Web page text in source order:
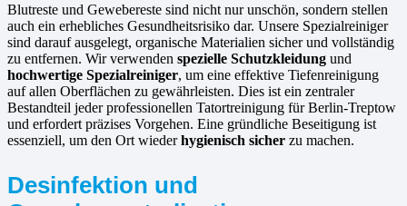
Blutreste und Gewebereste sind nicht nur unschön, sondern stellen
auch ein erhebliches Gesundheitsrisiko dar. Unsere Spezialreiniger
sind darauf ausgelegt, organische Materialien sicher und vollständig
zu entfernen. Wir verwenden spezielle Schutzkleidung und
hochwertige Spezialreiniger, um eine effektive Tiefenreinigung
auf allen Oberflächen zu gewährleisten. Dies ist ein zentraler
Bestandteil jeder professionellen Tatortreinigung für Berlin-Treptow
und erfordert präzises Vorgehen. Eine gründliche Beseitigung ist
essenziell, um den Ort wiederhygienisch sicher zu machen.
Desinfektion und